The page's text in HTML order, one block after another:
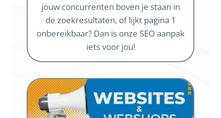
jouw concurrenten boven je staan in
de zoekresultaten, of lijkt pagina 1
onbereikbaar? Dan is onze SEO aanpak
iets voor jou!